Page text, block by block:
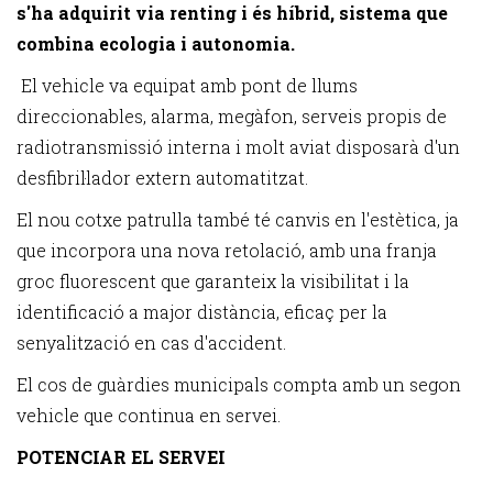
s'ha adquirit via renting i és híbrid, sistema que
combina ecologia i autonomia.
El vehicle va equipat amb pont de llums
direccionables, alarma, megàfon, serveis propis de
radiotransmissió interna i molt aviat disposarà d'un
desfibril·lador extern automatitzat.
El nou cotxe patrulla també té canvis en l'estètica, ja
que incorpora una nova retolació, amb una franja
groc fluorescent que garanteix la visibilitat i la
identificació a major distància, eficaç per la
senyalització en cas d'accident.
El cos de guàrdies municipals compta amb un segon
vehicle que continua en servei.
POTENCIAR EL SERVEI